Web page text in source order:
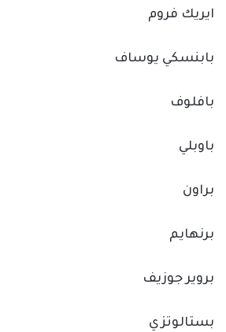
ايريك فروم
بابنسكي يوساف
بافلوف
باوبلي
براون
برنهايم
بروير جوزيف
بستالوتزي